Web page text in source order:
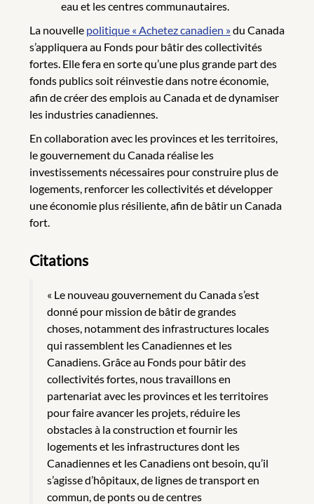
eau et les centres communautaires.
La nouvelle politique « Achetez canadien »du Canada
s’appliquera au Fonds pour bâtir des collectivités
fortes. Elle fera en sorte qu’une plus grande part des
fonds publics soit réinvestie dans notre économie,
afin de créer des emplois au Canada et de dynamiser
les industries canadiennes.
En collaboration avec les provinces et les territoires,
le gouvernement du Canada réalise les
investissements nécessaires pour construire plus de
logements, renforcer les collectivités et développer
une économie plus résiliente, afin de bâtir un Canada
fort.
Citations
« Le nouveau gouvernement du Canada s’est
donné pour mission de bâtir de grandes
choses, notamment des infrastructures locales
qui rassemblent les Canadiennes et les
Canadiens. Grâce au Fonds pour bâtir des
collectivités fortes, nous travaillons en
partenariat avec les provinces et les territoires
pour faire avancer les projets, réduire les
obstacles à la construction et fournir les
logements et les infrastructures dont les
Canadiennes et les Canadiens ont besoin, qu’il
s’agisse d’hôpitaux, de lignes de transport en
commun, de ponts ou de centres